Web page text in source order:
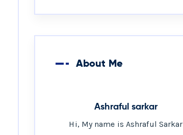
About Me
Ashraful sarkar
Hi, My name is Ashraful Sarkar